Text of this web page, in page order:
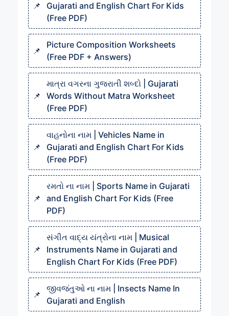
Gujarati and English Chart For Kids
(Free PDF)
Picture Composition Worksheets
(Free PDF + Answers)
માત્રા વગરના ગુજરાતી શબ્દો | Gujarati
Words Without Matra Worksheet
(Free PDF)
વાહનોના નામ | Vehicles Name in
Gujarati and English Chart For Kids
(Free PDF)
રમતો ના નામ | Sports Name in Gujarati
and English Chart For Kids (Free
PDF)
સંગીત વાદ્ય યંત્રોના નામ | Musical
Instruments Name in Gujarati and
English Chart For Kids (Free PDF)
જીવજંતુઓ ના નામ | Insects Name In
Gujarati and English